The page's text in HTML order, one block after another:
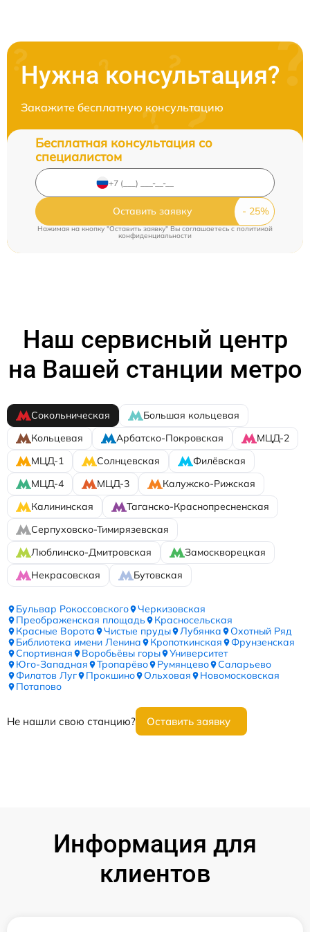
Нужна консультация?
Закажите бесплатную консультацию
Бесплатная консультация со
специалистом
Оставить заявку
Нажимая на кнопку "Оставить заявку" Вы соглашаетесь c политикой
конфиденциальности
Наш сервисный центр
на Вашей станции метро
Сокольническая
Большая кольцевая
Кольцевая
Арбатско-Покровская
МЦД-2
МЦД-1
Солнцевская
Филёвская
МЦД-4
МЦД-3
Калужско-Рижская
Калининская
Таганско-Краснопресненская
Серпуховско-Тимирязевская
Люблинско-Дмитровская
Замоскворецкая
Некрасовская
Бутовская
Бульвар Рокоссовского
Черкизовская
Преображенская площадь
Красносельская
Красные Ворота
Чистые пруды Лубянка
Охотный Ряд
Библиотека имени Ленина
Кропоткинская
Фрунзенская
Спортивная
Воробьёвы горы
Университет
Юго-Западная
Тропарёво Румянцево
Саларьево
Филатов Луг
Прокшино Ольховая
Новомосковская
Потапово
Не нашли свою станцию? Оставить заявку
Информация для
клиентов